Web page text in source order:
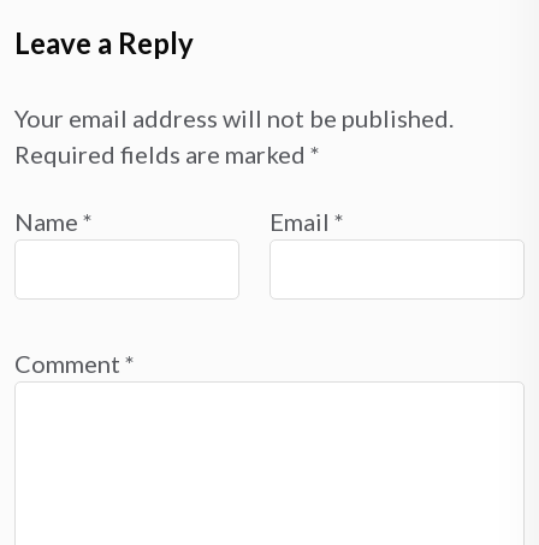
Leave a Reply
Your email address will not be published.
Required fields are marked *
Name * Email *
Comment *